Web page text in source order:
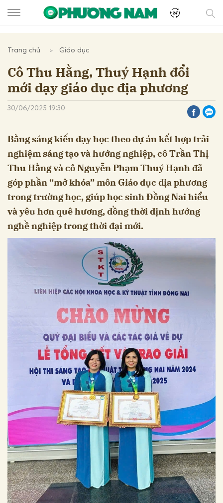
Trang chủ Giáo dục
Cô Thu Hằng, Thuý Hạnh đổi
mới dạy giáo dục địa phương
30/06/2025 19:30
Bằng sáng kiến dạy học theo dự án kết hợp trải
nghiệm sáng tạo và hướng nghiệp, cô Trần Thị
Thu Hằng và cô Nguyễn Phạm Thuý Hạnh đã
góp phần “mở khóa” môn Giáo dục địa phương
trong trường học, giúp học sinh Đồng Nai hiểu
và yêu hơn quê hương, đồng thời định hướng
nghề nghiệp trong thời đại mới.